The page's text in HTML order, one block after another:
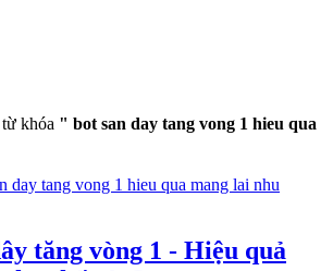
khóa " bot san day tang vong 1 hieu qua
tăng vòng 1 - Hiệu quả